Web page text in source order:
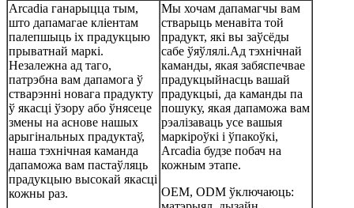
Arcadia ганарыцца тым,
што дапамагае кліентам
палепшыць іх прадукцыю
прыватнай маркі.
Незалежна ад таго,
патрэбна вам дапамога ў
стварэнні новага прадукту
ў якасці ўзору або ўнясеце
змены на аснове нашых
арыгінальных прадуктаў,
наша тэхнічная каманда
дапаможа вам пастаўляць
прадукцыю высокай якасці
кожны раз.
Мы хочам дапамагчы вам
стварыць менавіта той
прадукт, які вы заўсёды
сабе ўяўлялі.Ад тэхнічнай
каманды, якая забяспечвае
прадукцыйнасць вашай
прадукцыі, да каманды па
пошуку, якая дапаможа вам
рэалізаваць усе вашыя
маркіроўкі і ўпакоўкі,
Arcadia будзе побач на
кожным этапе.
OEM, ODM ўключаюць: